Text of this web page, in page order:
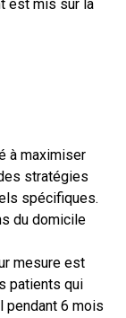
est mis sur la
à maximiser
stratégies
spécifiques.
du domicile
mesure est
patients qui
pendant 6 mois